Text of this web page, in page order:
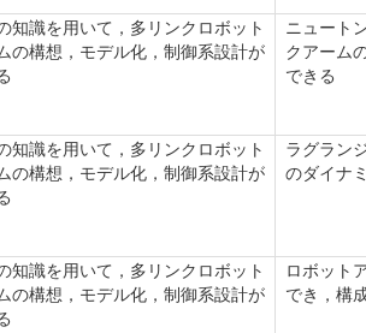
知識を用いて，多リンクロボット
の構想，モデル化，制御系設計が
ニュート
クアーム
できる
知識を用いて，多リンクロボット
の構想，モデル化，制御系設計が
ラグラン
のダイナ
知識を用いて，多リンクロボット
の構想，モデル化，制御系設計が
ロボット
でき，構